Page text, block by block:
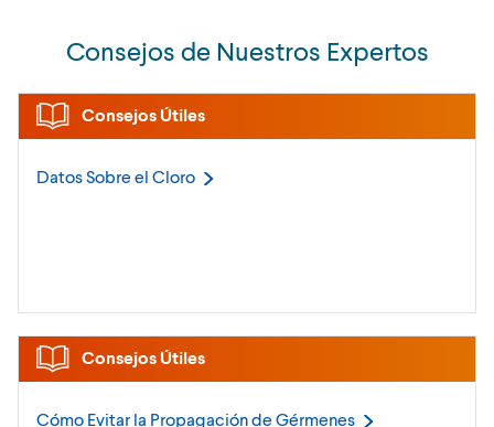
Consejos de Nuestros Expertos
Consejos Útiles
Datos Sobre el Cloro
Consejos Útiles
Cómo Evitar la Propagación de Gérmenes